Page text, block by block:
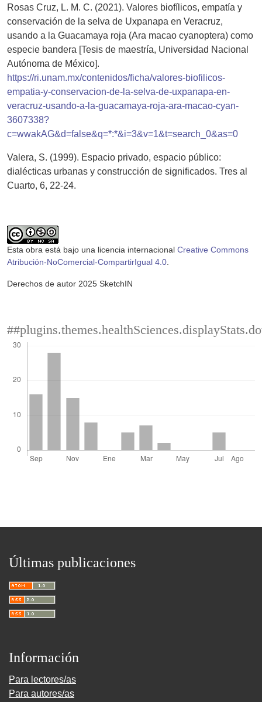
Rosas Cruz, L. M. C. (2021). Valores biofílicos, empatía y
conservación de la selva de Uxpanapa en Veracruz,
usando a la Guacamaya roja (Ara macao cyanoptera) como
especie bandera [Tesis de maestría, Universidad Nacional
Autónoma de México].
https://ri.unam.mx/contenidos/ficha/valores-biofilicos-
empatia-y-conservacion-de-la-selva-de-uxpanapa-en-
veracruz-usando-a-la-guacamaya-roja-ara-macao-cyan-
3607338?
c=wwakAG&d=false&q=*:*&i=3&v=1&t=search_0&as=0
Valera, S. (1999). Espacio privado, espacio público:
dialécticas urbanas y construcción de significados. Tres al
Cuarto, 6, 22-24.
Esta obra está bajo una licencia internacional Creative Commons
Atribución-NoComercial-CompartirIgual 4.0.
Derechos de autor 2025 SketchIN
Últimas publicaciones
Información
Para lectores/as
Para autores/as